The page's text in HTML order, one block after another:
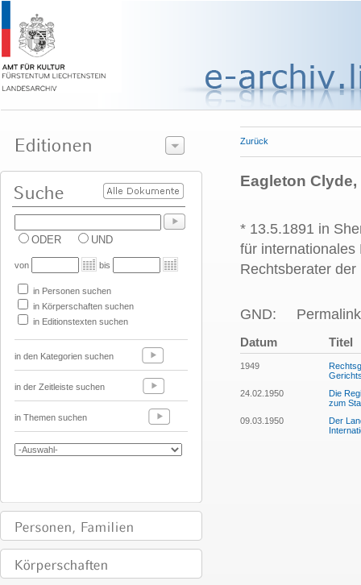
ODER UND
von bis
in Personen suchen
in Körperschaften suchen
in Editionstexten suchen
in den Kategorien suchen
in der Zeitleiste suchen
in Themen suchen
Zurück
Eagleton
* 13.5.1891 in
für internationales
Rechtsberater
GND:
Datum Titel
1949
24.02.1950
Die
zum
09.03.1950
Der